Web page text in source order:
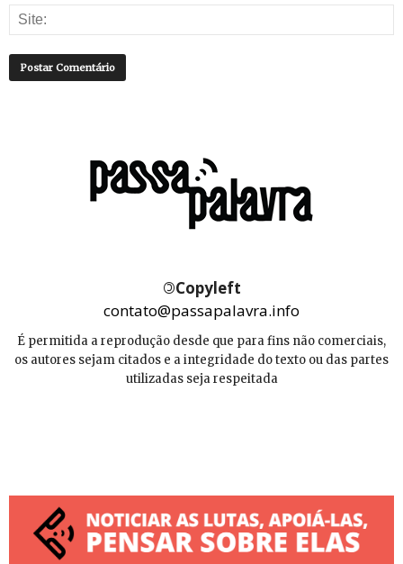
©Copyleft
contato@passapalavra.info
É permitida a reprodução desde que para fins não comerciais,
os autores sejam citados e a integridade do texto ou das partes
utilizadas seja respeitada